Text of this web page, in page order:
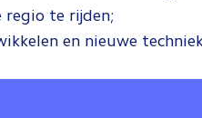
regio te rijden;
en nieuwe